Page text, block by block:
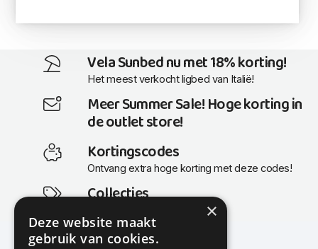
Vela Sunbed nu met 18% korting!
Het meest verkocht ligbed van Italië!
Meer Summer Sale! Hoge korting in
de outlet store!
Kortingscodes
Ontvang extra hoge korting met deze codes!
Collecties
Actuele en populaire collecties
×
Deze website maakt
gebruik van cookies.